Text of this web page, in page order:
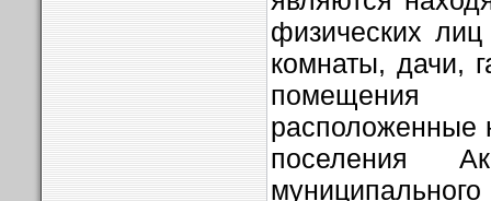
физических
комнаты, дачи,
расположенные
поселения